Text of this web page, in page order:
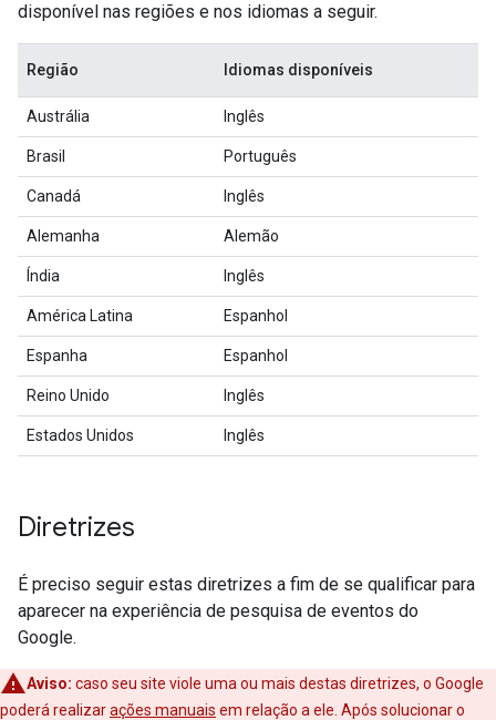
disponível nas regiões e nos idiomas a seguir.
Região Idiomas disponíveis
Austrália Inglês
Brasil Português
Canadá Inglês
Alemanha Alemão
Índia Inglês
América Latina Espanhol
Espanha Espanhol
Reino Unido Inglês
Estados Unidos Inglês
Diretrizes
É preciso seguir estas diretrizes a fim de se qualificar para
aparecer na experiência de pesquisa de eventos do
Google.
Aviso: caso seu site viole uma ou mais destas diretrizes, o Google
poderá realizarações manuais em relação a ele. Após solucionar o